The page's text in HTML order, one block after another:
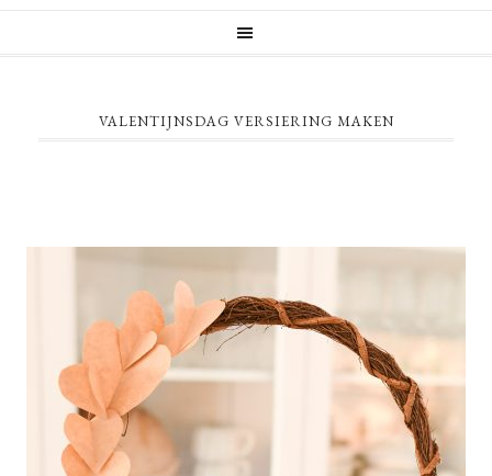
VALENTIJNSDAG VERSIERING MAKEN